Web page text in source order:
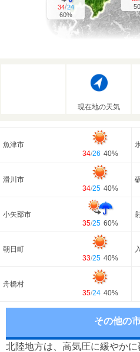
34/24
60%
現在地の天気
魚津市
34/26 40%
滑川市
34/25 40%
小矢部市
35/25 60%
朝日町
33/25 40%
舟橋村
35/24 40%
その他の
北陸地方は、高気圧に緩やか